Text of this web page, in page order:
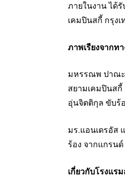
ภายในงาน ได้
เคมปินสกี้ กรุง
ภาพเรียงจากท
มหรรณพ ปาณะ
สยามเคมปินสกี้
อุ่นจิตติกุล ขับร้
มร.แอนเดรอัส
ร้อง จากแกรน
เกี่ยวกับโรงแร